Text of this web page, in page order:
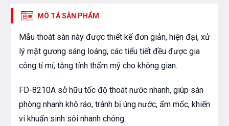
MÔ TẢ SẢN PHẨM
Mẫu thoát sàn này được thiết kế đơn giản, hiện đại, xử
lý mặt gương sáng loáng, các tiểu tiết đều được gia
công tỉ mỉ, tăng tính thẩm mỹ cho không gian.
FD-8210A sở hữu tốc độ thoát nước nhanh, giúp sàn
phòng nhanh khô ráo, tránh bị úng nước, ẩm mốc, khiến
vi khuẩn sinh sôi nhanh chóng.